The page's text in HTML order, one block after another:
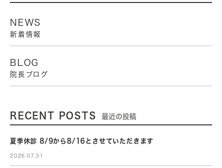
NEWS
新着情報
BLOG
院長ブログ
RECENT POSTS 最近の投稿
夏季休診 8/9から8/16とさせていただきます
2026.07.31